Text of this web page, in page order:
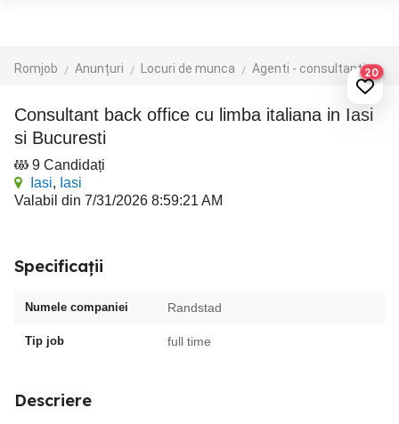
Romjob Anunțuri Locuri de munca Agenti - consultanti vanzari
20
Consultant back office cu limba italiana in Iasi
si Bucuresti
9 Candidați
Iasi, Iasi
Valabil din 7/31/2026 8:59:21 AM
Specificații
Numele companiei Randstad
Tip job full time
Descriere